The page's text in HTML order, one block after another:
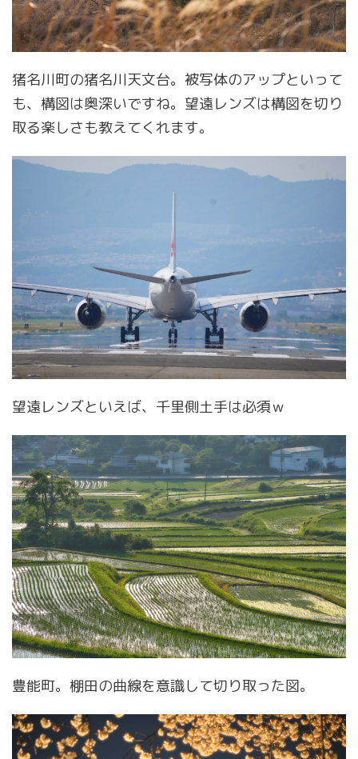
猪名川町の猪名川天文台。被写体のアップといって
も、構図は奥深いですね。望遠レンズは構図を切り
取る楽しさも教えてくれます。
望遠レンズといえば、千里側土手は必須ｗ
豊能町。棚田の曲線を意識して切り取った図。